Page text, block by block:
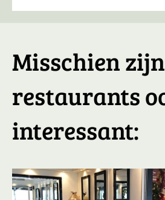
Misschien
restaurants
interessant: